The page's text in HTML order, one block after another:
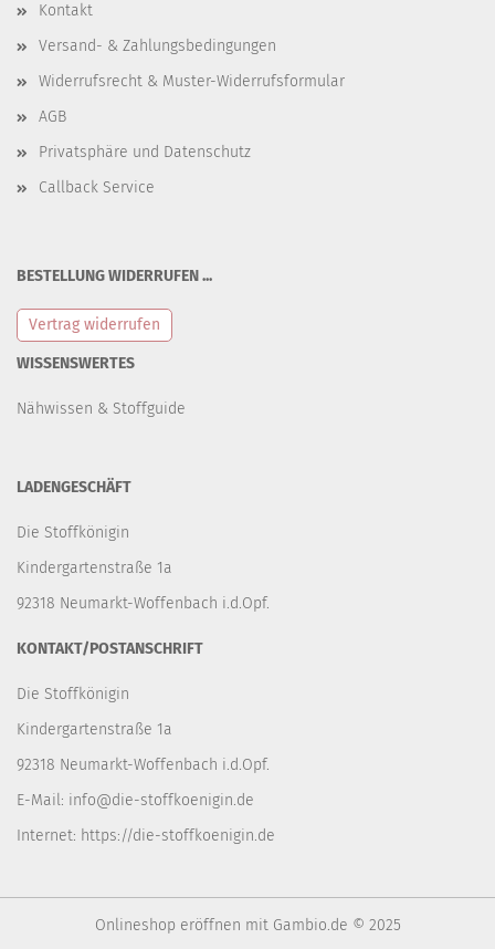
Kontakt
Versand- & Zahlungsbedingungen
Widerrufsrecht & Muster-Widerrufsformular
AGB
Privatsphäre und Datenschutz
Callback Service
BESTELLUNG WIDERRUFEN ...
Vertrag widerrufen
WISSENSWERTES
Nähwissen & Stoffguide
LADENGESCHÄFT
Die Stoffkönigin
Kindergartenstraße 1a
92318 Neumarkt-Woffenbach i.d.Opf.
KONTAKT/POSTANSCHRIFT
Die Stoffkönigin
Kindergartenstraße 1a
92318 Neumarkt-Woffenbach i.d.Opf.
E-Mail: info@die-stoffkoenigin.de
Internet: https://die-stoffkoenigin.de
Onlineshop eröffnen mit Gambio.de © 2025